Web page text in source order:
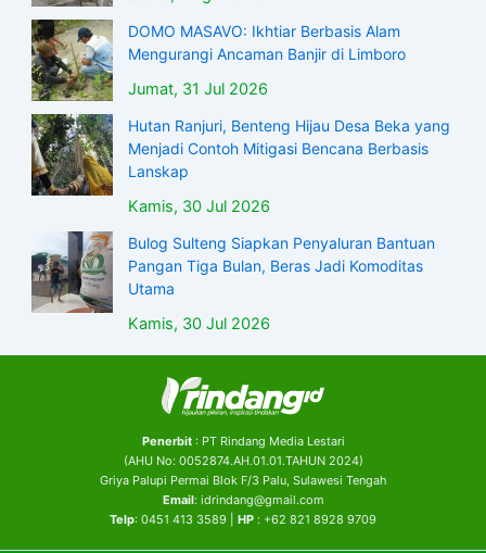
DOMO MASAVO: Ikhtiar Berbasis Alam
Mengurangi Ancaman Banjir di Limboro
Jumat, 31 Jul 2026
Hutan Ranjuri, Benteng Hijau Desa Beka yang
Menjadi Contoh Mitigasi Bencana Berbasis
Lanskap
Kamis, 30 Jul 2026
Bulog Sulteng Siapkan Penyaluran Bantuan
Pangan Tiga Bulan, Beras Jadi Komoditas
Utama
Kamis, 30 Jul 2026
Penerbit: PT Rindang Media Lestari
(AHU No: 0052874.AH.01.01.TAHUN 2024)
Griya Palupi Permai Blok F/3 Palu, Sulawesi Tengah
Email: idrindang@gmail.com
Telp: 0451 413 3589 | HP : +62 821 8928 9709